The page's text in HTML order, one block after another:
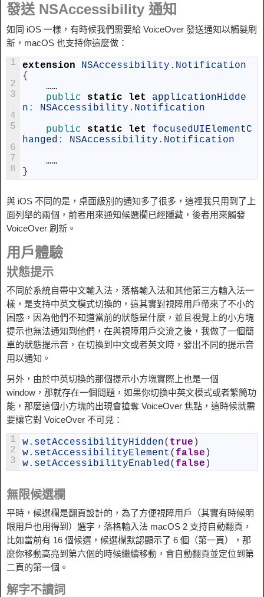
發送 NSAccessibility 通知
如同 iOS 一樣，有時候我們需要給 VoiceOver 發送通知以觸髮刷
新，macOS 也支持你這麼做：
1
2
3
4
5
6
7
8
extension NSAccessibility . Notification
{
……
public static let
applicationHidde
n : NSAccessibility . Notification
public static let
focusedUIElementC
hanged : NSAccessibility . Notification
……
}
與 iOS 不同的是，桌面級別的通知多了很多，這裡我只用到了上
面列舉的兩個，前者用來通知候選欄已經隱藏，後者用來觸發
VoiceOver 刷新。
用戶體驗
狀態提示
不同於系統自帶中文輸入法，落格輸入法和其他第三方輸入法一
樣，是支持中英文模式切換的，這其實對視障用戶帶來了不小的
困惑，因為他們不知道當前的狀態是什麼，並且視覺上的小方塊
提示也無法通知到他們，在與視障用戶交流之後，我做了一個簡
單的狀態提示音，在切換到中文或者英文時，發出不同的提示音
用以通知。
另外，由於中英切換的那個提示小方塊實際上也是一個
window，那就存在一個問題，如果你切換中英文模式或者繁簡功
能，那麼這個小方塊的出現會搶奪 VoiceOver 焦點，這時候就需
要讓它對 VoiceOver 不可見：
1
2
3
w. setAccessibilityHidden( true )
w. setAccessibilityElement ( false )
w. setAccessibilityEnabled( false )
無限候選欄
平時，候選欄是翻頁設計的，為了方便視障用戶（其實有時候明
眼用戶也用得到）選字，落格輸入法 macOS 2 支持自動翻頁，
比如當前有 16 個候選，候選欄默認顯示了 6 個（第一頁），那
麼你移動高亮到第六個的時候繼續移動，會自動翻頁並定位到第
二頁的第一個。
解字不讀詞